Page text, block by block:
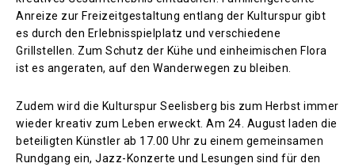
Anreize zur Freizeitgestaltung entlang der Kulturspur gibt
es durch den Erlebnisspielplatz und verschiedene
Grillstellen. Zum Schutz der Kühe und einheimischen Flora
ist es angeraten, auf den Wanderwegen zu bleiben.
Zudem wird die Kulturspur Seelisberg bis zum Herbst immer
wieder kreativ zum Leben erweckt. Am 24. August laden die
beteiligten Künstler ab 17.00 Uhr zu einem gemeinsamen
Rundgang ein, Jazz-Konzerte und Lesungen sind für den